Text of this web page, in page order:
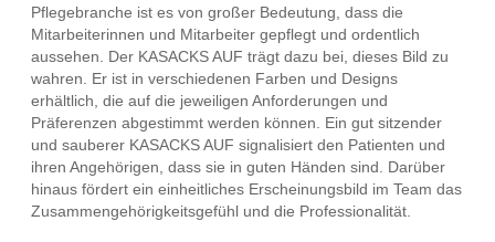
Pflegebranche ist es von großer Bedeutung, dass die
Mitarbeiterinnen und Mitarbeiter gepflegt und ordentlich
aussehen. Der KASACKS AUF trägt dazu bei, dieses Bild zu
wahren. Er ist in verschiedenen Farben und Designs
erhältlich, die auf die jeweiligen Anforderungen und
Präferenzen abgestimmt werden können. Ein gut sitzender
und sauberer KASACKS AUF signalisiert den Patienten und
ihren Angehörigen, dass sie in guten Händen sind. Darüber
hinaus fördert ein einheitliches Erscheinungsbild im Team das
Zusammengehörigkeitsgefühl und die Professionalität.